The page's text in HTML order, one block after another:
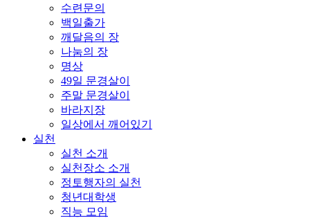
수련문의
백일출가
깨달음의 장
나눔의 장
명상
49일 문경살이
주말 문경살이
바라지장
일상에서 깨어있기
실천
실천 소개
실천장소 소개
정토행자의 실천
청년대학생
직능 모임